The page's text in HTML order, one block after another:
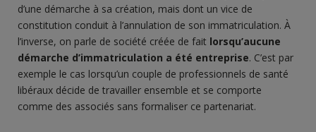
d’une démarche à sa création, mais dont un vice de
constitution conduit à l’annulation de son immatriculation. À
l’inverse, on parle de société créée de fait lorsqu’aucune
démarche d’immatriculation a été entreprise. C’est par
exemple le cas lorsqu’un couple de professionnels de santé
libéraux décide de travailler ensemble et se comporte
comme des associés sans formaliser ce partenariat.